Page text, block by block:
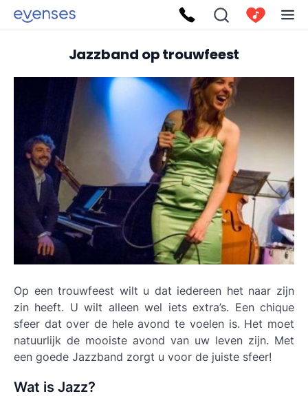
Jazzband op trouwfeest
Op een trouwfeest wilt u dat iedereen het naar zijn
zin heeft. U wilt alleen wel iets extra’s. Een chique
sfeer dat over de hele avond te voelen is. Het moet
natuurlijk de mooiste avond van uw leven zijn. Met
een goede Jazzband zorgt u voor de juiste sfeer!
Wat is Jazz?